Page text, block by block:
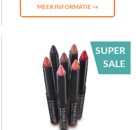
MEER INFORMATIE →
SUPER
SALE